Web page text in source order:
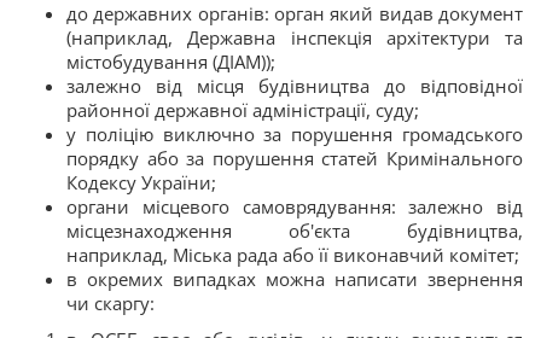
до державних органів: орган який видав документ
(наприклад, Державна інспекція архітектури та
містобудування (ДІАМ));
залежно від місця будівництва до відповідної
районної державної адміністрації, суду;
у поліцію виключно за порушення громадського
порядку або за порушення статей Кримінального
Кодексу України;
органи місцевого самоврядування: залежно від
місцезнаходження об'єкта будівництва,
наприклад, Міська рада або її виконавчий комітет;
в окремих випадках можна написати звернення
чи скаргу: